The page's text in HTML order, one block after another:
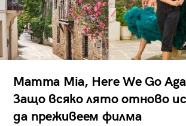
Mamma Mia, Here We Go
Защо всяко лято отново
да преживеем филма